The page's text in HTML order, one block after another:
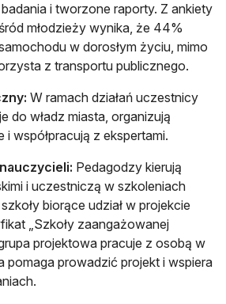
i tworzone raporty. Z ankiety
młodzieży wynika, że 44%
w dorosłym życiu, mimo
z transportu publicznego.
W ramach działań uczestnicy
do władz miasta, organizują
i współpracują z ekspertami.
Pedagodzy kierują
i uczestniczą w szkoleniach
biorące udział w projekcie
„Szkoły zaangażowanej
projektowa pracuje z osobą w
pomaga prowadzić projekt i wspiera